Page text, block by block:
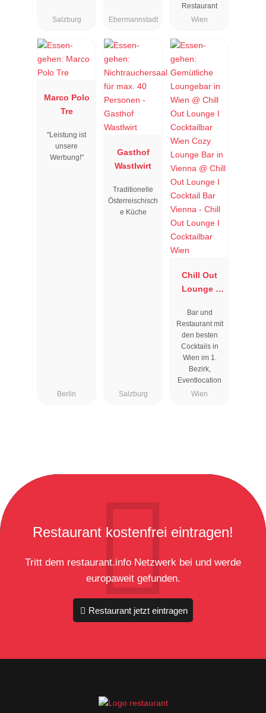
Salzburg Ebermannstadt
Restaurant
Wien
Marco Polo
Tre
"Leistung ist
unsere
Werbung!"
Berlin
Gasthof
Wastlwirt
Traditionelle
Österreischisch
e Küche
Salzburg
Chill Out
Lounge I
Wien
Bar und
Restaurant mit
den besten
Cocktails in
Wien im 1.
Bezirk,
Eventlocation
Wien
Restaurant kostenfrei eintragen!
Tritt dem restaurant.info Netzwerk bei und werde
europaweit gefunden.
Restaurant jetzt eintragen